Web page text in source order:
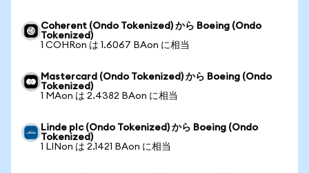
Coherent (Ondo Tokenized) から Boeing (Ondo
Tokenized)
1 COHRon は 1.6067 BAon に相当
Mastercard (Ondo Tokenized) から Boeing (Ondo
Tokenized)
1 MAon は 2.4382 BAon に相当
Linde plc (Ondo Tokenized) から Boeing (Ondo
Tokenized)
1 LINon は 2.1421 BAon に相当